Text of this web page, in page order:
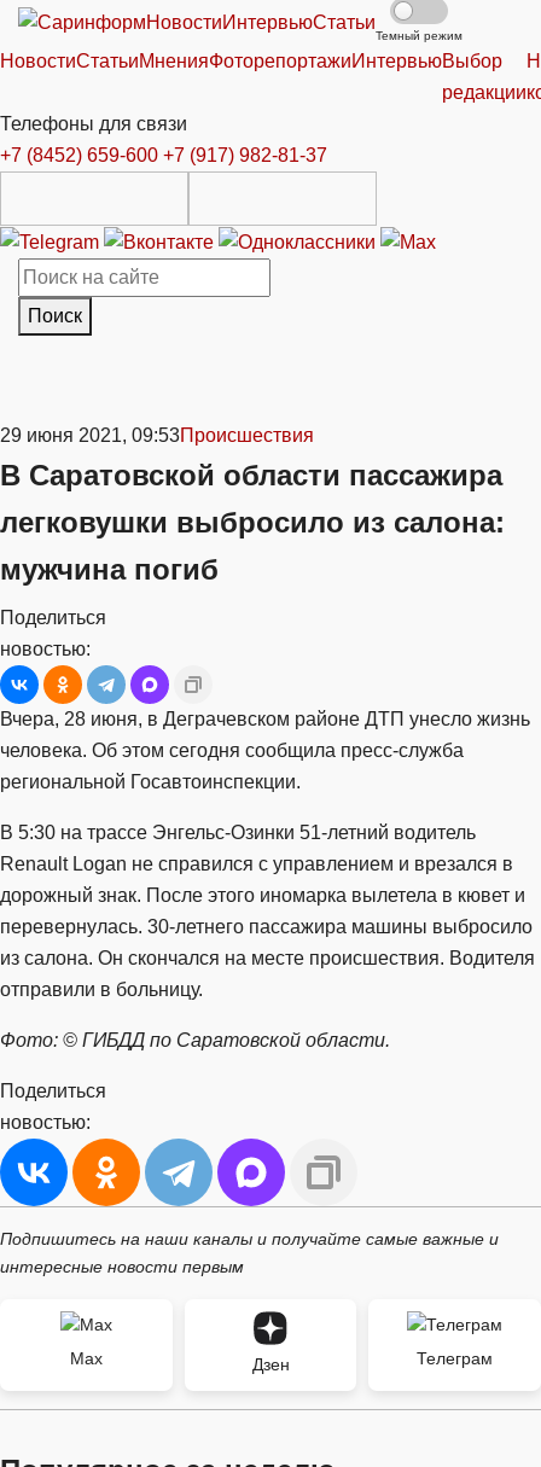
НовостиИнтервьюСтатьи
Темный режим
НовостиСтатьиМненияФоторепортажиИнтервьюВыбор
редакции
Телефоны для связи
+7 (8452) 659-600 +7 (917) 982-81-37
Поиск
29 июня 2021, 09:53Происшествия
В Саратовской области пассажира
легковушки выбросило из салона:
мужчина погиб
Поделиться
новостью:
Вчера, 28 июня, в Деграчевском районе ДТП унесло жизнь
человека. Об этом сегодня сообщила пресс-служба
региональной Госавтоинспекции.
В 5:30 на трассе Энгельс-Озинки 51-летний водитель
Renault Logan не справился с управлением и врезался в
дорожный знак. После этого иномарка вылетела в кювет и
перевернулась. 30-летнего пассажира машины выбросило
из салона. Он скончался на месте происшествия. Водителя
отправили в больницу.
Фото: © ГИБДД по Саратовской области.
Поделиться
новостью:
Подпишитесь на наши каналы и получайте самые важные и
интересные новости первым
Max Дзен Телеграм